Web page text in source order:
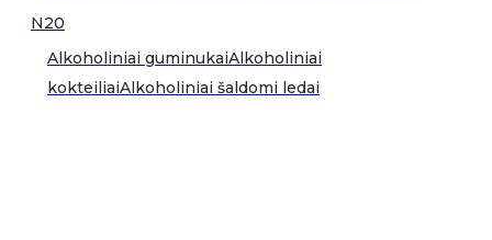
N20
Alkoholiniai guminukaiAlkoholiniai
kokteiliaiAlkoholiniai šaldomi ledai